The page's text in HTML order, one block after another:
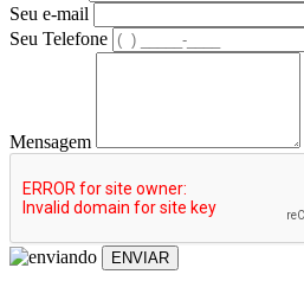
Seu e-mail
Seu Telefone
Mensagem
ENVIAR